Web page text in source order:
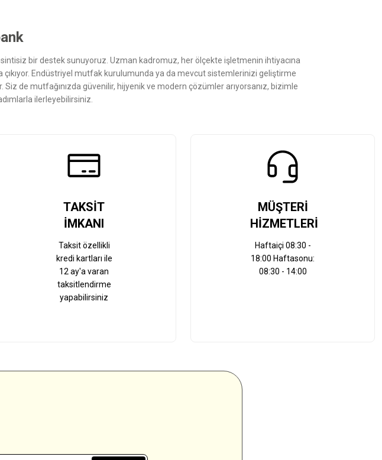
bir destek sunuyoruz. Uzman kadromuz, her ölçekte işletmenin ihtiyacına
çıkıyor. Endüstriyel mutfak kurulumunda ya da mevcut sistemlerinizi geliştirme
de mutfağınızda güvenilir, hijyenik ve modern çözümler arıyorsanız, bizimle
ilerleyebilirsiniz.
TAKSİT
İMKANI
Taksit özellikli
kredi kartları ile
12 ay'a varan
taksitlendirme
yapabilirsiniz
MÜŞTERİ
HİZMETLERİ
Haftaiçi 08:30 -
18:00 Haftasonu:
08:30 - 14:00